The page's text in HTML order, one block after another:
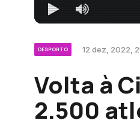
DESPORTO 12 dez, 2022,
Volta à
2.500